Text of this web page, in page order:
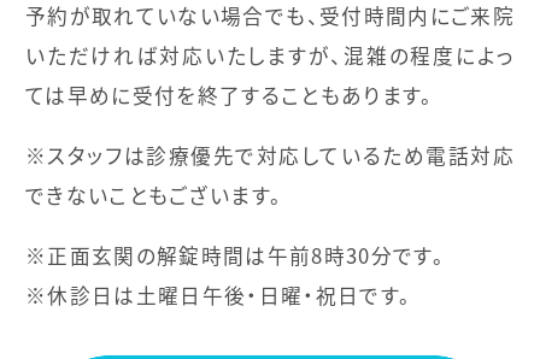
予約が取れていない場合でも、受付時間内にご来院
いただければ対応いたしますが、 混雑の程度によっ
ては早めに受付を終了することもあります。
※スタッフは診療優先で対応しているため電話対応
できないこともございます。
※正面玄関の解錠時間は午前8時30分です。
※休診日は土曜日午後・日曜・祝日です。